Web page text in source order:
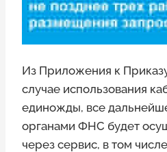
Из Приложения к
случае использования
единожды, все
органами ФНС будет
через сервис, в том